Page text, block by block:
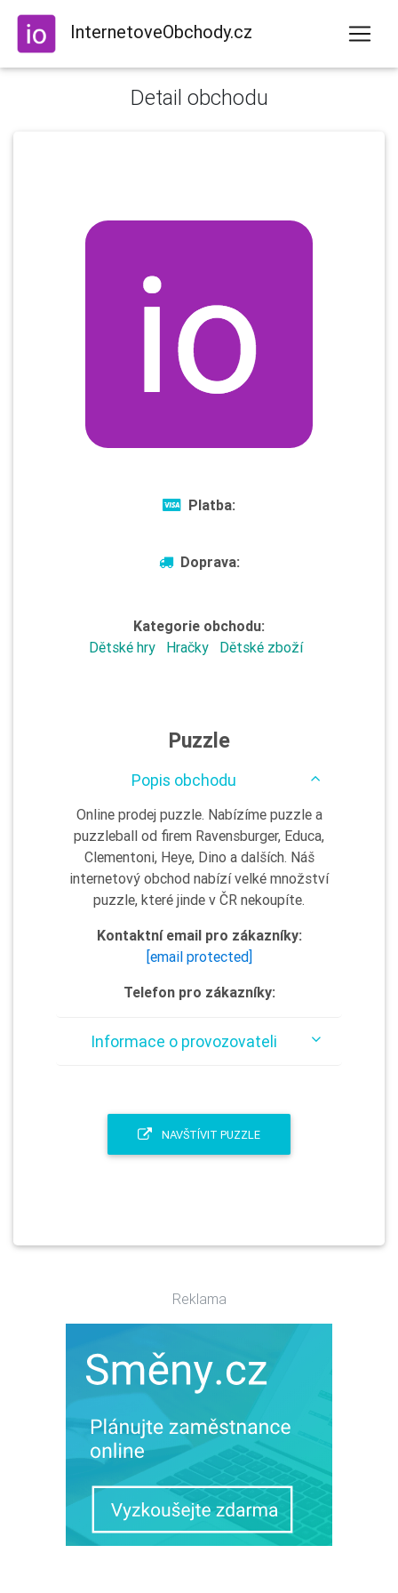
InternetoveObchody.cz
Detail obchodu
Platba:
Doprava:
Kategorie obchodu:
Dětské hry
Hračky Dětské zboží
Puzzle
Popis obchodu
Online prodej puzzle. Nabízíme puzzle a
puzzleball od firem Ravensburger, Educa,
Clementoni, Heye, Dino a dalších. Náš
internetový obchod nabízí velké množství
puzzle, které jinde v ČR nekoupíte.
Kontaktní email pro zákazníky:
[email protected]
Telefon pro zákazníky:
Informace o provozovateli
NAVŠTÍVIT PUZZLE
Reklama